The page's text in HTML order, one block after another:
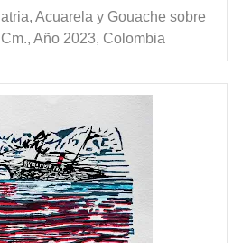
Acuarela y Gouache sobre
Año 2023, Colombia